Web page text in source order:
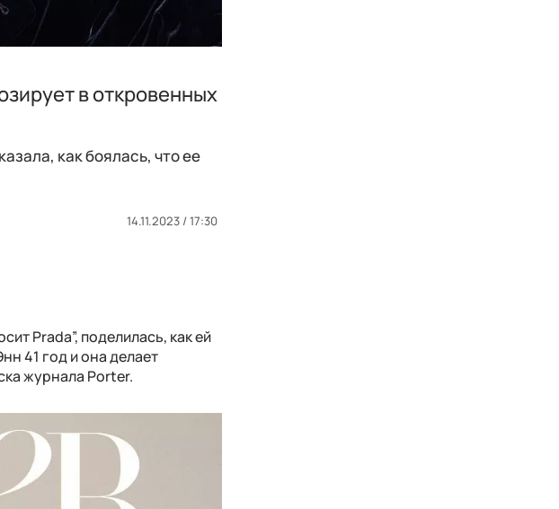
в откровенных
как боялась, что ее
14.11.2023 / 17:30
Prada”, поделилась, как ей
41 год и она делает
журнала Porter.